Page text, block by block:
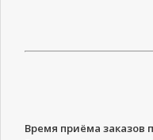
Время приёма заказов